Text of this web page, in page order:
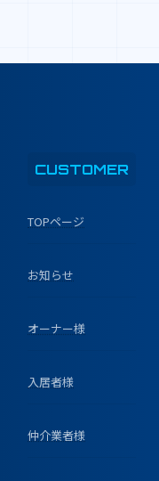
CUSTOMER
TOPページ
お知らせ
オーナー様
入居者様
仲介業者様